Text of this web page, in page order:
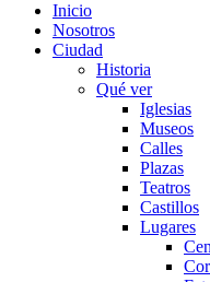
Inicio
Nosotros
Ciudad
Historia
Qué ver
Iglesias
Museos
Calles
Plazas
Teatros
Castillos
Lugares